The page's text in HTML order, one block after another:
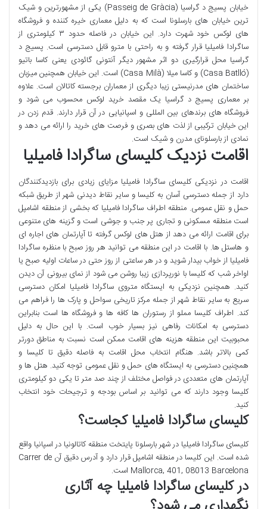
خیابان پسیج د گراسیا (Passeig de Gràcia) یکی از مشهورترین و شیک
ترین خیابان های بارسلونا است که به دلیل معماری خیره کننده و فروشگاه
های لوکس خود شهرت دارد. این خیابان در فاصله حدود ۳ کیلومتری از
ساگرادا فامیلیا قرار گرفته و به راحتی با مترو قابل دسترسی است. پسیج د
گراسیا محل قرارگیری دو اثر مشهور دیگر آنتونی گائودی یعنی کاسا باتیو
(Casa Batlló) و کاسا میلا (Casa Milà) است. این خیابان همچنین میزبان
ساختمان های مدرنیستی زیبا دیگری از معماران برجسته کاتالان است. علاوه
بر معماری پسیج د گراسیا یک مقصد خرید لوکس محسوب می شود و
فروشگاه های برندهای بین المللی و اسپانیایی در آن قرار دارند. قدم زدن در
این خیابان ترکیبی از لذت های بصری و فرصت های خرید را ارائه می دهد و
نمادی از بارسلونای مدرن و شیک است.
اقامت نزدیک کلیسای ساگرادا فامیلیا
اقامت در نزدیکی کلیسای ساگرادا فامیلیا مزایای زیادی برای بازدیدکنندگان
دارد از جمله دسترسی آسان به کلیسا و سایر نقاط دیدنی شهر از طریق شبکه
حمل و نقل عمومی. منطقه اطراف ساگرادا فامیلیا که بخشی از منطقه اشامپل
است منطقه مسکونی و تجاری پر جنب و جوشی است و گزینه های متنوعی
برای اقامت ارائه می دهد از هتل های لوکس گرفته تا آپارتمان های اجاره ای
و هاستل ها. با اقامت در این منطقه می توانید هر روز صبح با منظره ساگرادا
فامیلیا از خواب بیدار شوید و در هر ساعتی از روز حتی در ساعات اولیه صبح یا
اواخر شب که کلیسا با نورپردازی زیبا روشن می شود از نمای بیرونی آن دیدن
کنید. همچنین نزدیکی به ایستگاه متروی ساگرادا فامیلیا امکان دسترسی
سریع به سایر نقاط شهر از جمله مرکز تاریخی سواحل و پارک ها را فراهم می
کند. اطراف کلیسا مملو از رستوران ها کافه ها و فروشگاه ها است بنابراین
دسترسی به امکانات رفاهی نیز بسیار خوب است. با این حال به دلیل
محبوبیت این منطقه هزینه های اقامت ممکن است نسبت به مناطق دورتر
کمی بالاتر باشد. هنگام انتخاب محل اقامت به فاصله دقیق تا کلیسا و
همچنین دسترسی به ایستگاه های حمل و نقل عمومی توجه کنید. هتل ها و
آپارتمان های متعددی در فواصل مختلف از چند صد متر تا یکی دو کیلومتری
کلیسا وجود دارند که می توانید بر اساس بودجه و ترجیحات خود انتخاب
کنید.
کلیسای ساگرادا فامیلیا کجاست؟
کلیسای ساگرادا فامیلیا در شهر بارسلونا پایتخت منطقه کاتالونیا در اسپانیا واقع
شده است. این کلیسا در منطقه اشامپل قرار دارد و آدرس دقیق آن Carrer de
Mallorca, 401, 08013 Barcelona است.
در کلیسای ساگرادا فامیلیا چه آثاری